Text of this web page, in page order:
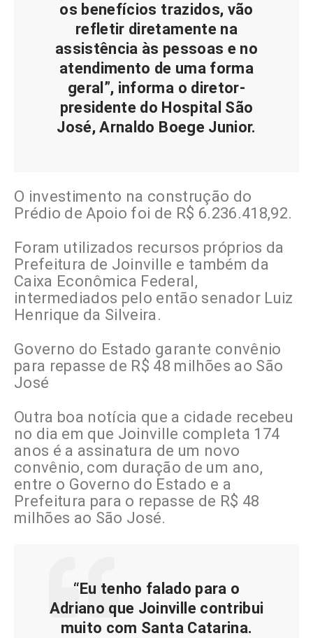
os benefícios trazidos, vão
refletir diretamente na
assistência às pessoas e no
atendimento de uma forma
geral”, informa o diretor-
presidente do Hospital São
José, Arnaldo Boege Junior.
O investimento na construção do
Prédio de Apoio foi de R$ 6.236.418,92.
Foram utilizados recursos próprios da
Prefeitura de Joinville e também da
Caixa Econômica Federal,
intermediados pelo então senador Luiz
Henrique da Silveira.
Governo do Estado garante convênio
para repasse de R$ 48 milhões ao São
José
Outra boa notícia que a cidade recebeu
no dia em que Joinville completa 174
anos é a assinatura de um novo
convênio, com duração de um ano,
entre o Governo do Estado e a
Prefeitura para o repasse de R$ 48
milhões ao São José.
“Eu tenho falado para o
Adriano que Joinville contribui
muito com Santa Catarina.